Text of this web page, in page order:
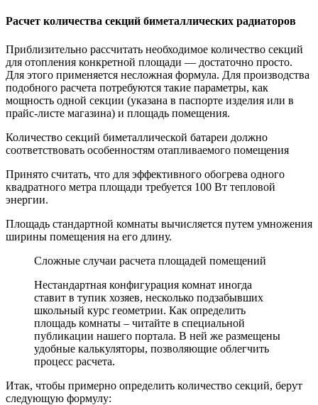
Расчет количества секций биметаллических радиаторов
Приблизительно рассчитать необходимое количество секций
для отопления конкретной площади — достаточно просто.
Для этого применяется несложная формула. Для производства
подобного расчета потребуются такие параметры, как
мощность одной секции (указана в паспорте изделия или в
прайс-листе магазина) и площадь помещения.
Количество секций биметаллической батареи должно
соответствовать особенностям отапливаемого помещения
Принято считать, что для эффективного обогрева одного
квадратного метра площади требуется 100 Вт тепловой
энергии.
Площадь стандартной комнаты вычисляется путем умножения
ширины помещения на его длину.
Сложные случаи расчета площадей помещений
Нестандартная конфигурация комнат иногда
ставит в тупик хозяев, несколько подзабывших
школьный курс геометрии. Как определить
площадь комнаты – читайте в специальной
публикации нашего портала. В ней же размещены
удобные калькуляторы, позволяющие облегчить
процесс расчета.
Итак, чтобы примерно определить количество секций, берут
следующую формулу: